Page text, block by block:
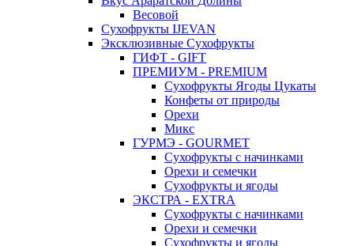
Весовой
Сухофрукты IJEVAN
Эксклюзивные Сухофрукты
ГИФТ - GIFT
ПРЕМИУМ - PREMIUM
Сухофрукты Ягоды Цукаты
Конфеты от природы
Орехи
Микс
ГУРМЭ - GOURMET
Сухофрукты с начинками
Орехи и семечки
Сухофрукты и ягоды
ЭКСТРА - EXTRA
Сухофрукты с начинками
Орехи и семечки
Сухофрукты и ягоды